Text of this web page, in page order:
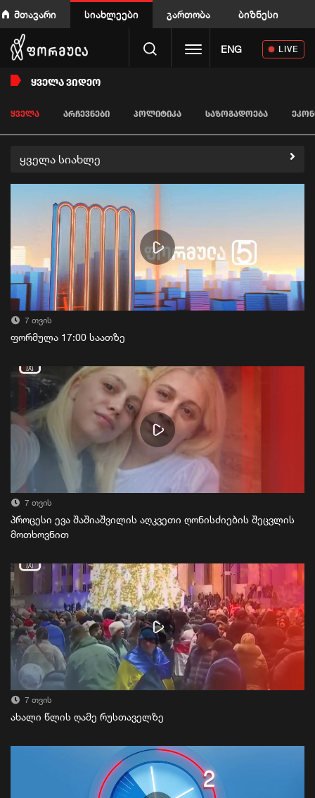
მთავარი სიახლეები გართობა ბიზნესი
Toggle navigation
ENG LIVE
ᲧᲕᲔᲚᲐ ᲕᲘᲓᲔᲝ
ᲧᲕᲔᲚᲐ ᲐᲠᲩᲔᲕᲜᲔᲑᲘ ᲞᲝᲚᲘᲢᲘᲙᲐ ᲡᲐᲖᲝᲒᲐᲓᲝᲔᲑᲐ
ყველა სიახლე
7 თვის
ფორმულა 17:00 საათზე
7 თვის
პროცესი ევა შაშიაშვილის აღკვეთი ღონისძიების შეცვლის
მოთხოვნით
7 თვის
ახალი წლის ღამე რუსთაველზე